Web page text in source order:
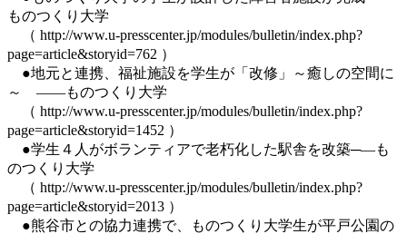
ものつくり大学
（ http://www.u-presscenter.jp/modules/bulletin/index.php?
page=article&storyid=762 ）
●地元と連携、福祉施設を学生が「改修」～癒しの空間に
～ ――ものつくり大学
（ http://www.u-presscenter.jp/modules/bulletin/index.php?
page=article&storyid=1452 ）
●学生４人がボランティアで老朽化した駅舎を改築─―も
のつくり大学
（ http://www.u-presscenter.jp/modules/bulletin/index.php?
page=article&storyid=2013 ）
●熊谷市との協力連携で、ものつくり大学生が平戸公園の